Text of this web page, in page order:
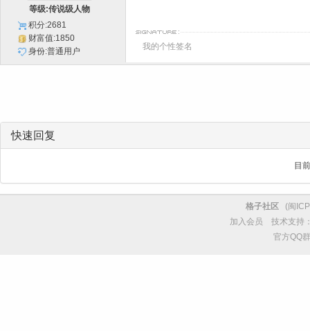
等级:传说级人物
积分:2681
财富值:1850
身份:普通用户
我的个性签名
快速回复
目
格子社区 (闽
加入会员
技术支持
官方QQ